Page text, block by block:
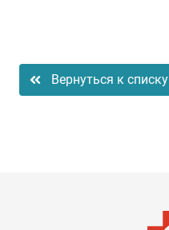
Вернуться к списку